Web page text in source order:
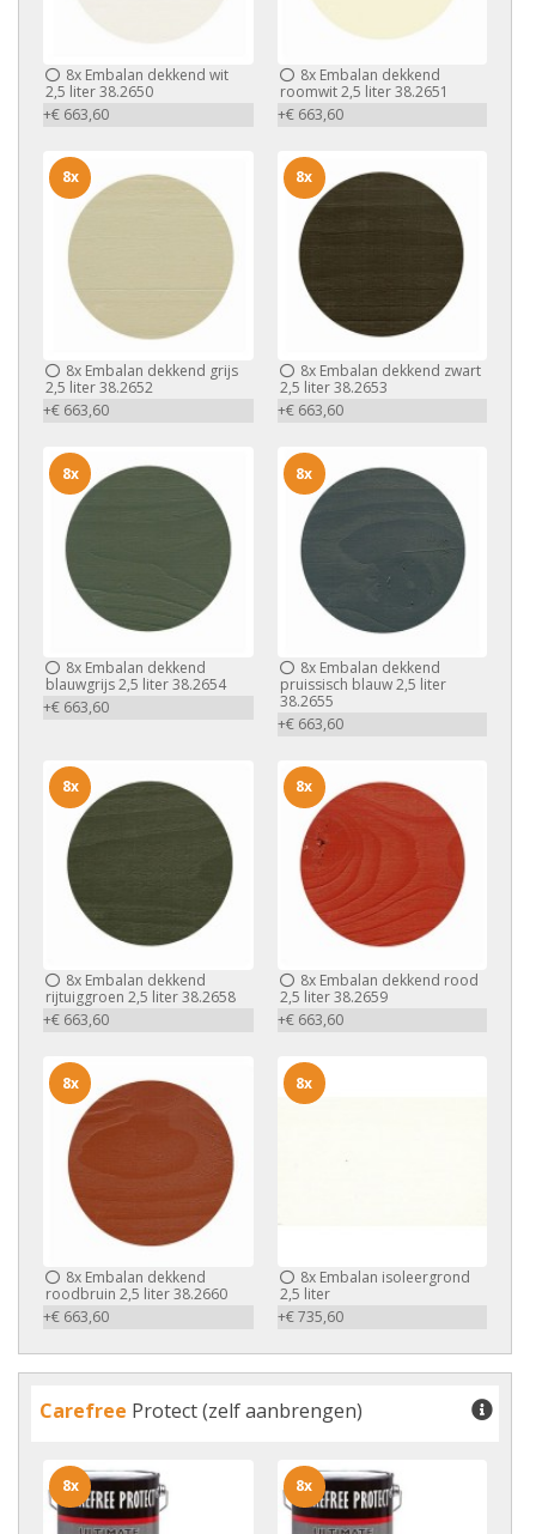
8x Embalan dekkend wit
2,5 liter 38.2650
+€ 663,60
8xEmbalan dekkend
roomwit 2,5 liter 38.2651
+€ 663,60
8x Embalan dekkend grijs
2,5 liter 38.2652
+€ 663,60
8x
8xEmbalan dekkend zwart
2,5 liter 38.2653
+€ 663,60
8x
8x Embalan dekkend
blauwgrijs 2,5 liter 38.2654
+€ 663,60
8x
8xEmbalan dekkend
pruissisch blauw 2,5 liter
38.2655
+€ 663,60
8x
8x Embalan dekkend
rijtuiggroen 2,5 liter 38.2658
+€ 663,60
8x
8xEmbalan dekkend rood
2,5 liter 38.2659
+€ 663,60
8x
8x Embalan dekkend
roodbruin 2,5 liter 38.2660
+€ 663,60
8x
8xEmbalan isoleergrond
2,5 liter
+€ 735,60
8x
Carefree Protect (zelf aanbrengen)
8x 8x